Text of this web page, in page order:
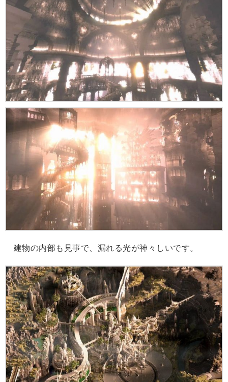
建物の内部も見事で、漏れる光が神々しいです。